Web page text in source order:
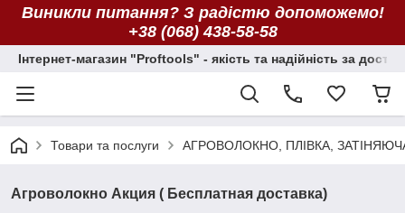
Виникли питання? З радістю допоможемо!
+38 (068) 438-58-58
Інтернет-магазин "Proftools" - якість та надійність за
Товари та послуги АГРОВОЛОКНО, ПЛІВКА,
Агроволокно Акция ( Бесплатная доставка)